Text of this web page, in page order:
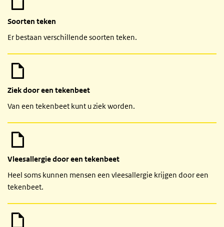
Soorten teken
Er bestaan verschillende soorten teken.
Ziek door een tekenbeet
Van een tekenbeet kunt u ziek worden.
Vleesallergie door een tekenbeet
Heel soms kunnen mensen een vleesallergie krijgen door een
tekenbeet.